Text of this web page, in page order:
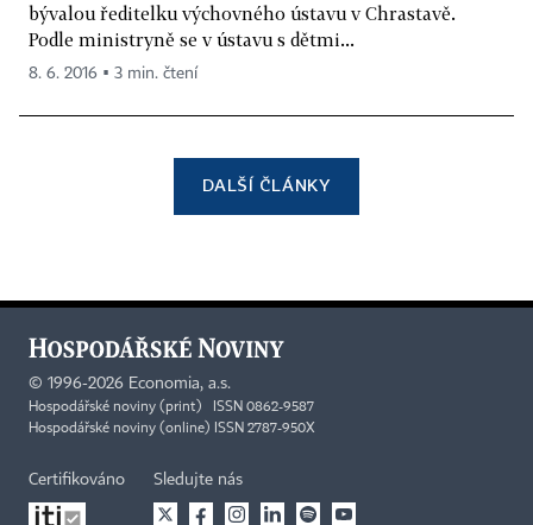
bývalou ředitelku výchovného ústavu v Chrastavě.
Podle ministryně se v ústavu s dětmi...
8. 6. 2016 ▪ 3 min. čtení
DALŠÍ ČLÁNKY
© 1996-2026 Economia, a.s.
Hospodářské noviny (print) ISSN 0862-9587
Hospodářské noviny (online) ISSN 2787-950X
Certifikováno Sledujte nás